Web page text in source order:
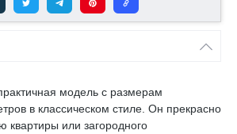
модель с размерам
в классическом стиле. Он прекрасно
квартиры или загородного